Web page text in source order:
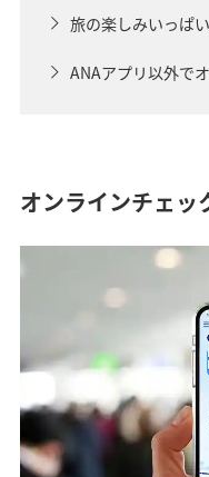
旅の楽しみいっぱ
ANAアプリ以外で
オンラインチェッ